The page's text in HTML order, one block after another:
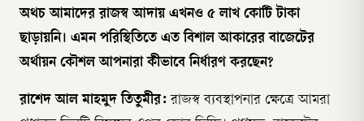
অথচ আমাদের রাজস্ব আদায় এখনও ৫ লাখ কোটি টাকা
ছাড়ায়নি। এমন পরিস্থিতিতে এত বিশাল আকারের বাজেটের
অর্থায়ন কৌশল আপনারা কীভাবে নির্ধারণ করছেন?
রাশেদ আল মাহমুদ তিতুমীর: রাজস্ব ব্যবস্থাপনার ক্ষেত্রে আমরা